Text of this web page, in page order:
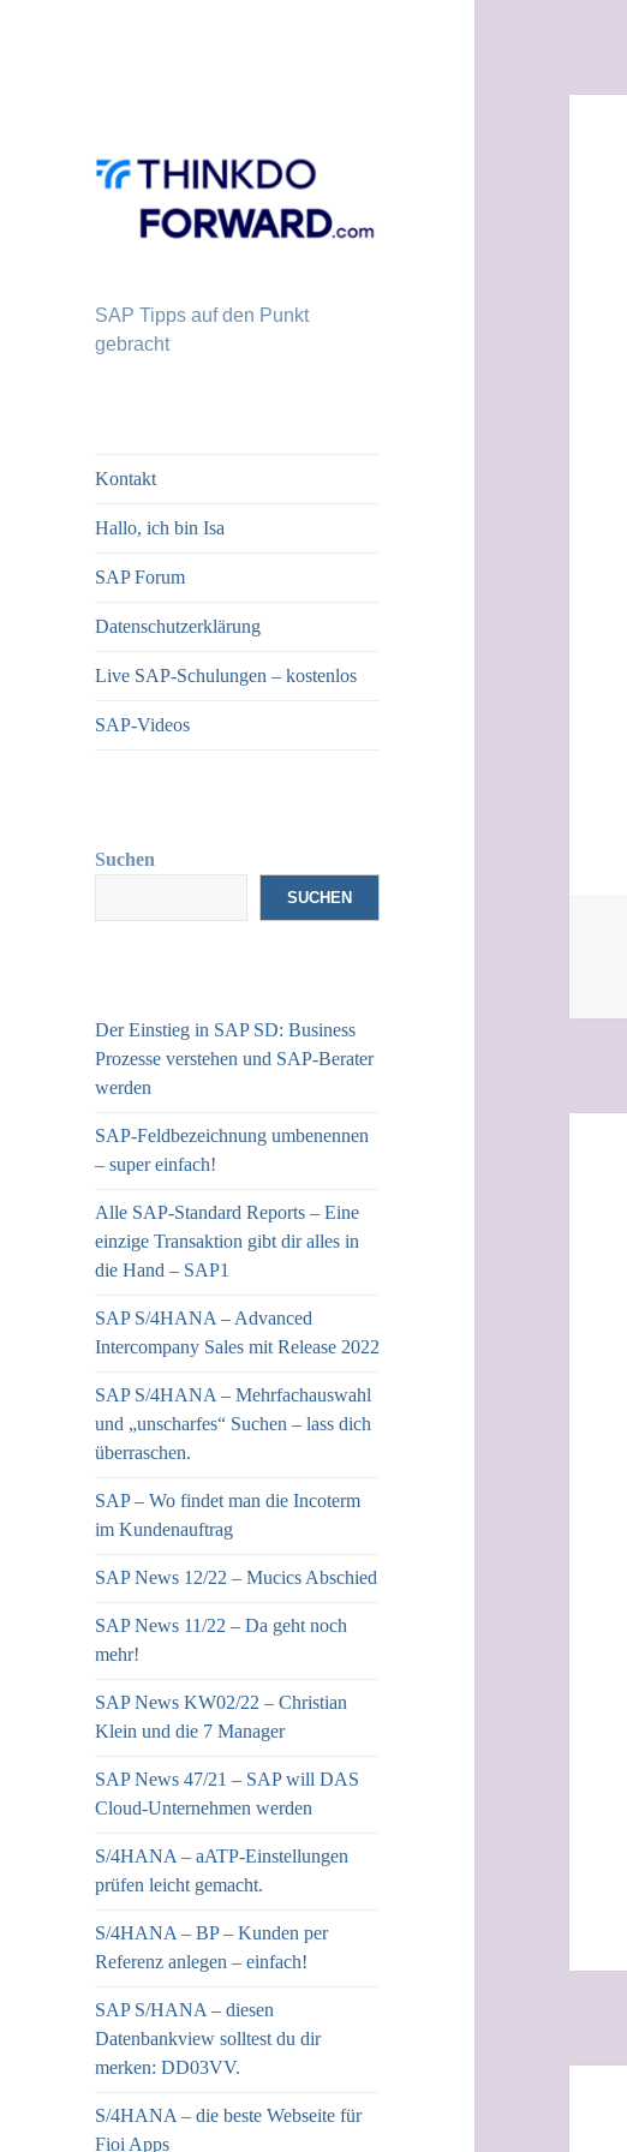
SAP Tipps auf den Punkt
gebracht
Kontakt
Hallo, ich bin Isa
SAP Forum
Datenschutzerklärung
Live SAP-Schulungen – kostenlos
SAP-Videos
Suchen
SUCHEN
Der Einstieg in SAP SD: Business
Prozesse verstehen und SAP-Berater
werden
SAP-Feldbezeichnung umbenennen
– super einfach!
Alle SAP-Standard Reports – Eine
einzige Transaktion gibt dir alles in
die Hand – SAP1
SAP S/4HANA – Advanced
Intercompany Sales mit Release 2022
SAP S/4HANA – Mehrfachauswahl
und „unscharfes“ Suchen – lass dich
überraschen.
SAP – Wo findet man die Incoterm
im Kundenauftrag
SAP News 12/22 – Mucics Abschied
SAP News 11/22 – Da geht noch
mehr!
SAP News KW02/22 – Christian
Klein und die 7 Manager
SAP News 47/21 – SAP will DAS
Cloud-Unternehmen werden
S/4HANA – aATP-Einstellungen
prüfen leicht gemacht.
S/4HANA – BP – Kunden per
Referenz anlegen – einfach!
SAP S/HANA – diesen
Datenbankview solltest du dir
merken: DD03VV.
S/4HANA – die beste Webseite für
Fioi Apps